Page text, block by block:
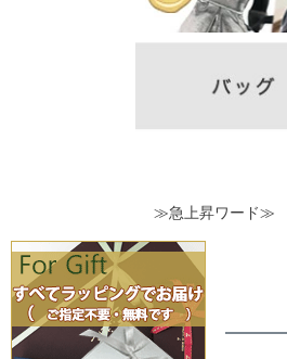
≫急上昇ワード≫